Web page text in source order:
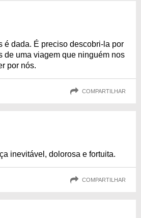
é dada. É preciso descobri-la por
de uma viagem que ninguém nos
por nós.
COMPARTILHAR
inevitável, dolorosa e fortuita.
COMPARTILHAR